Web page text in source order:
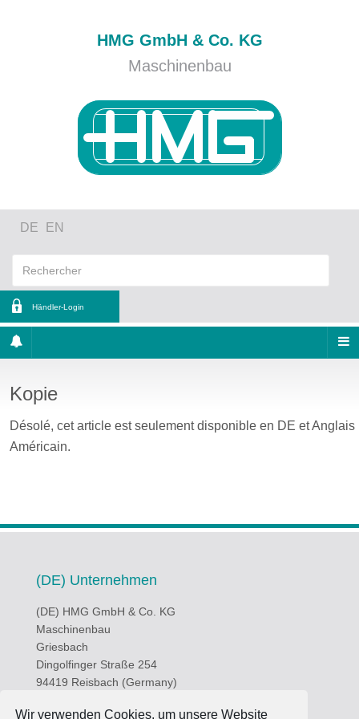
Wir verwenden Cookies, um unsere Website
HMG GmbH & Co. KG
Maschinenbau
DE EN
Händler-Login
de passe
Kopie
Désolé, cet article est seulement disponible en DE etAnglais
Américain.
(DE) Unternehmen
(DE) HMG GmbH & Co. KG
Maschinenbau
Griesbach
Dingolfinger Straße 254
94419 Reisbach (Germany)
(DE) Produkte